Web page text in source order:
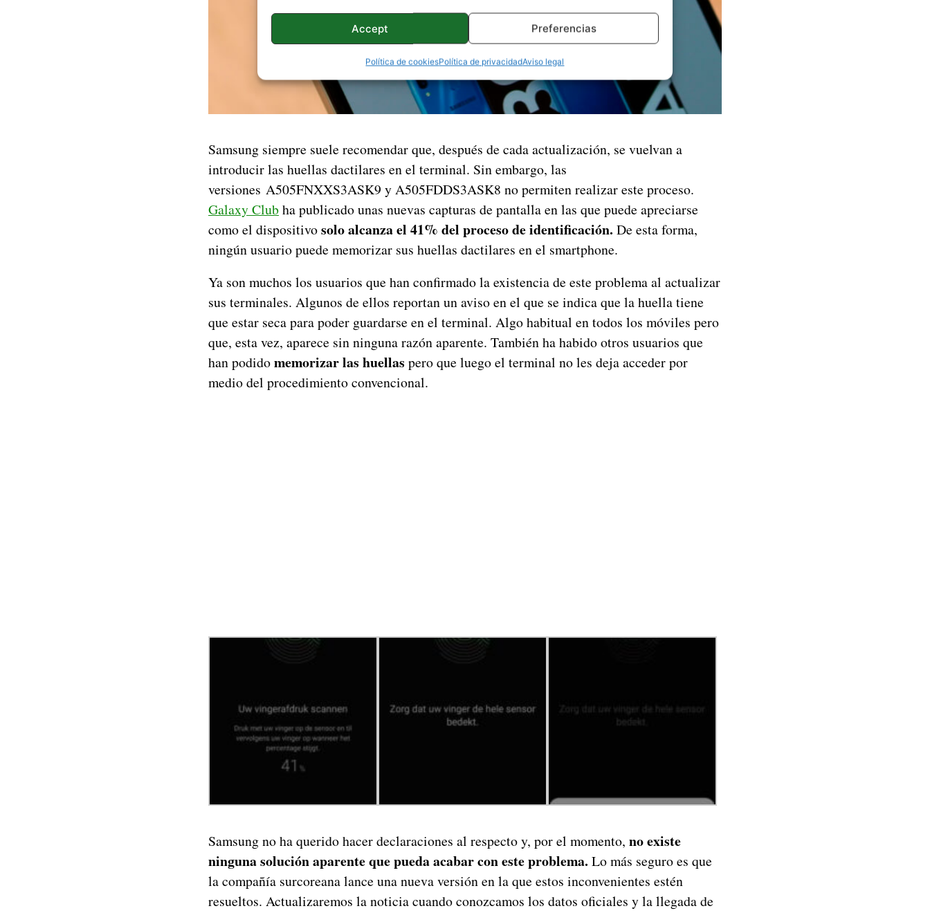
Accept Preferencias
Política de cookiesPolítica de privacidadAviso legal
Samsung siempre suele recomendar que, después de cada actualización, se vuelvan a
introducir las huellas dactilares en el terminal. Sin embargo, las
versiones A505FNXXS3ASK9 y A505FDDS3ASK8 no permiten realizar este proceso.
Galaxy Clubha publicado unas nuevas capturas de pantalla en las que puede apreciarse
como el dispositivosolo alcanza el 41% del proceso de identificación. De esta forma,
ningún usuario puede memorizar sus huellas dactilares en el smartphone.
Ya son muchos los usuarios que han confirmado la existencia de este problema al actualizar
sus terminales. Algunos de ellos reportan un aviso en el que se indica que la huella tiene
que estar seca para poder guardarse en el terminal. Algo habitual en todos los móviles pero
que, esta vez, aparece sin ninguna razón aparente. También ha habido otros usuarios que
han podidomemorizar las huellas pero que luego el terminal no les deja acceder por
medio del procedimiento convencional.
Samsung no ha querido hacer declaraciones al respecto y, por el momento, no existe
ninguna solución aparente que pueda acabar con este problema. Lo más seguro es que
la compañía surcoreana lance una nueva versión en la que estos inconvenientes estén
resueltos. Actualizaremos la noticia cuando conozcamos los datos oficiales y la llegada de